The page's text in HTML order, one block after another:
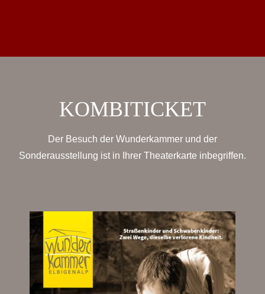
KOMBITICKET
Der Besuch der Wunderkammer und der
Sonderausstellung ist in Ihrer Theaterkarte inbegriffen.